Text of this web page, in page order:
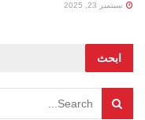
سبتمبر 23, 2025
ابحث